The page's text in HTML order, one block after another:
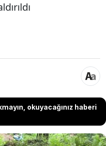
okuyacağınız haberi